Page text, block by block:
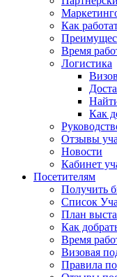
Как
Время
Логистика
Как
Отзывы
Новости
Кабинет
Посетителям
Получить
Список
План
Как
Время
Визовая
Правила